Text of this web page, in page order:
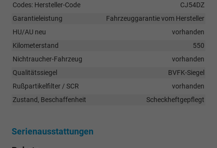
Codes: Hersteller-Code
CJ54DZ
Garantieleistung
Fahrzeuggarantie vom Hersteller
HU/AU neu
vorhanden
Kilometerstand
550
Nichtraucher-Fahrzeug
vorhanden
Qualitätssiegel
BVFK-Siegel
Rußpartikelfilter / SCR
vorhanden
Zustand, Beschaffenheit
Scheckheftgepflegt
Serienausstattungen